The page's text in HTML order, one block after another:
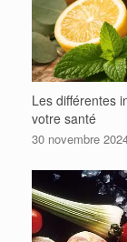
Les différentes
votre santé
30 novembre